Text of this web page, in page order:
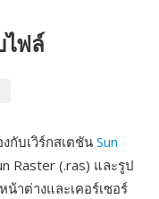
ไฟล์
กับเวิร์กสเตชัน Sun
Raster (.ras) และรูป
าต่างและเคอร์เซอร์